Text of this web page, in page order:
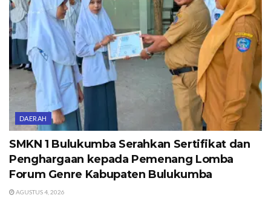
DAERAH
SMKN 1 Bulukumba Serahkan Sertifikat dan
Penghargaan kepada Pemenang Lomba
Forum Genre Kabupaten Bulukumba
AGUSTUS 4, 2026